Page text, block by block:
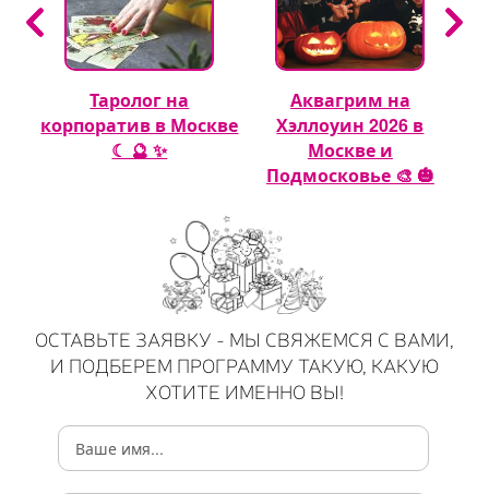
Таролог на
корпоратив в Москве
☾ 🔮 ✨
Аквагрим на
Хэллоуин 2026 в
Москве и
Подмосковье 🎨 🎃
ОСТАВЬТЕ ЗАЯВКУ - МЫ СВЯЖЕМСЯ С ВАМИ,
И ПОДБЕРЕМ ПРОГРАММУ ТАКУЮ, КАКУЮ
ХОТИТЕ ИМЕННО ВЫ!